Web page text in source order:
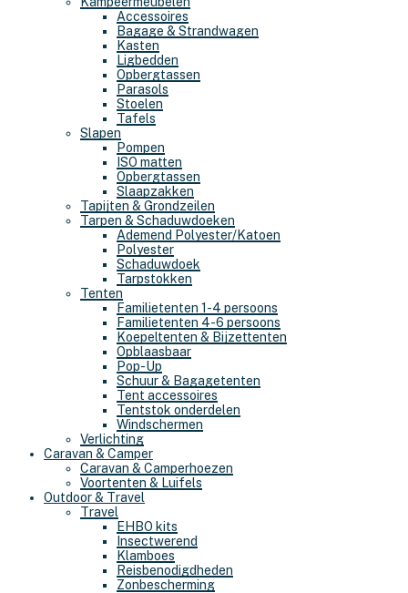
Accessoires
Bagage & Strandwagen
Kasten
Ligbedden
Opbergtassen
Parasols
Stoelen
Tafels
Slapen
Pompen
ISO matten
Opbergtassen
Slaapzakken
Tapijten & Grondzeilen
Tarpen & Schaduwdoeken
Ademend Polyester/Katoen
Polyester
Schaduwdoek
Tarpstokken
Tenten
Familietenten 1-4 persoons
Familietenten 4-6 persoons
Koepeltenten & Bijzettenten
Opblaasbaar
Pop-Up
Schuur & Bagagetenten
Tent accessoires
Tentstok onderdelen
Windschermen
Verlichting
Caravan & Camper
Caravan & Camperhoezen
Voortenten & Luifels
Outdoor & Travel
Travel
EHBO kits
Insectwerend
Klamboes
Reisbenodigdheden
Zonbescherming